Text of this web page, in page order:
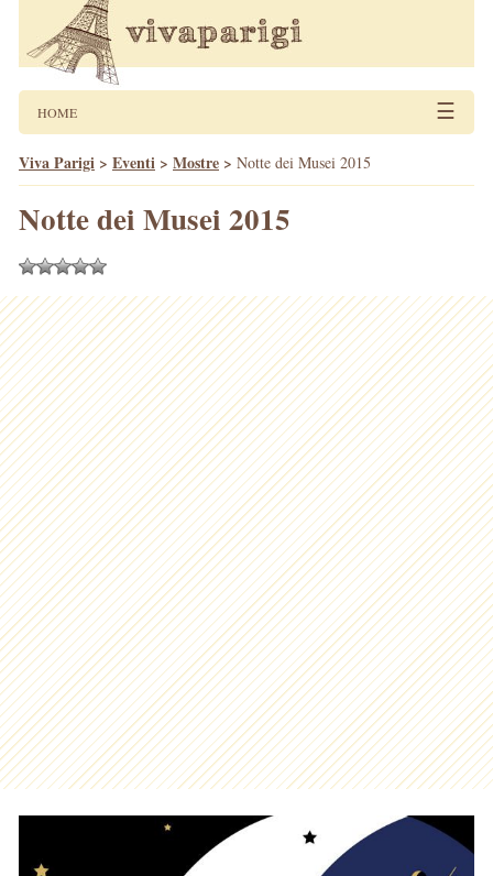
HOME ☰
Viva Parigi > Eventi > Mostre > Notte dei Musei 2015
Notte dei Musei 2015